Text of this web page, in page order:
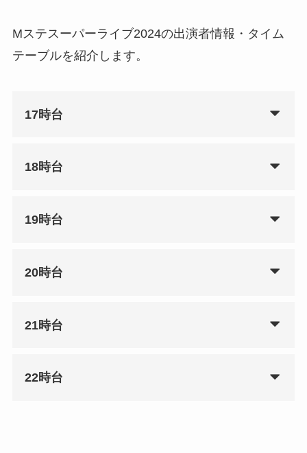
Mステスーパーライブ2024の出演者情報・タイム
テーブルを紹介します。
17時台
18時台
19時台
20時台
21時台
22時台